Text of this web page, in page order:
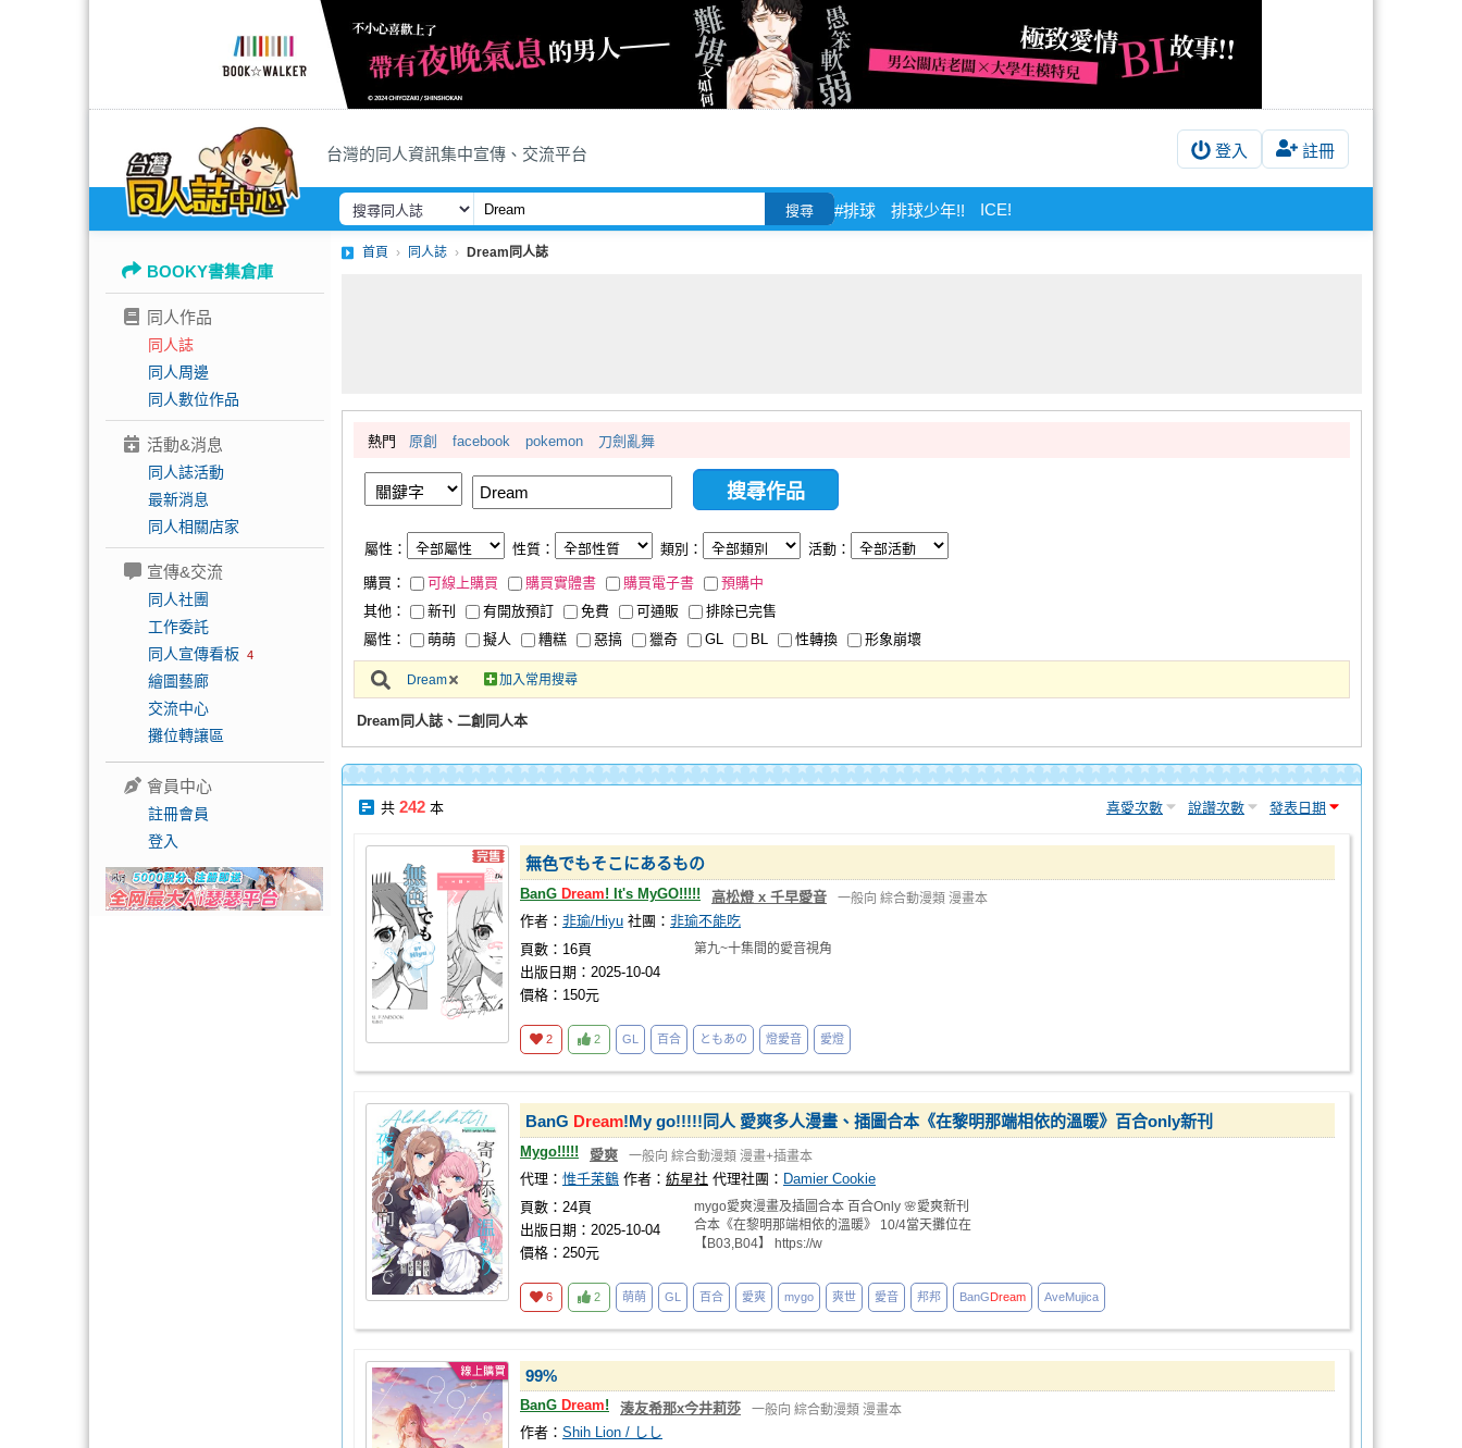
台灣的同人資訊集中宣傳、交流平台 登入 註冊
搜尋 #排球 排球少年!! ICE!
BOOKY書集倉庫
同人作品
同人誌
同人周邊
同人數位作品
活動&消息
同人誌活動
最新消息
同人相關店家
宣傳&交流
同人社團
工作委託
同人宣傳看板 4
繪圖藝廊
交流中心
攤位轉讓區
會員中心
註冊會員
登入
首頁 同人誌 Dream同人誌
熱門 原創 facebook pokemon 刀劍亂舞
屬性： 性質： 類別： 活動：
購買： 可線上購買 購買實體書 購買電子書
預購中
其他：
新刊 有開放預訂 免費 可通販
排除已完售
屬性：
萌萌 擬人 糟糕 惡搞 獵奇 GL BL 性轉換 形象崩壞
Dream 加入常用搜尋
Dream同人誌、二創同人本
共 242 本 喜愛次數 說讚次數 發表日期
無色でもそこにあるもの
BanG Dream! It's MyGO!!!!! 高松燈 x 千早愛音 一般向 綜合動漫類 漫畫本
作者： 非瑜/Hiyu 社團： 非瑜不能吃
頁數：16頁
出版日期：2025-10-04
價格：150元
第九~十集間的愛音視角
2 2 GL 百合 ともあの 燈愛音 愛燈
BanG Dream!My go!!!!!同人 愛爽多人漫畫、插圖合本《在黎明那端相依的溫暖》百合only新刊
Mygo!!!!! 愛爽 一般向 綜合動漫類 漫畫+插畫本
代理： 惟千茉鶴 作者： 紡星社 代理社團： Damier Cookie
頁數：24頁
出版日期：2025-10-04
價格：250元
mygo愛爽漫畫及插圖合本 百合Only 🌸愛爽新刊
合本《在黎明那端相依的溫暖》 10/4當天攤位在
【B03,B04】 https://w
6 2 萌萌 GL 百合 愛爽 mygo 爽世 愛音 邦邦 BanGDream AveMujica
99%
BanG Dream! 湊友希那x今井莉莎 一般向 綜合動漫類 漫畫本
作者： Shih Lion / しし